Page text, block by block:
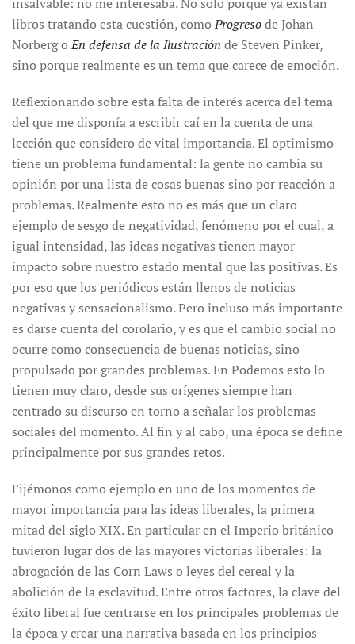
libros tratando esta cuestión, comoProgresode Johan
Norberg oEn defensa de la Ilustración de Steven Pinker,
sino porque realmente es un tema que carece de emoción.
Reflexionando sobre esta falta de interés acerca del tema
del que me disponía a escribir caí en la cuenta de una
lección que considero de vital importancia. El optimismo
tiene un problema fundamental: la gente no cambia su
opinión por una lista de cosas buenas sino por reacción a
problemas. Realmente esto no es más que un claro
ejemplo de sesgo de negatividad, fenómeno por el cual, a
igual intensidad, las ideas negativas tienen mayor
impacto sobre nuestro estado mental que las positivas. Es
por eso que los periódicos están llenos de noticias
negativas y sensacionalismo. Pero incluso más importante
es darse cuenta del corolario, y es que el cambio social no
ocurre como consecuencia de buenas noticias, sino
propulsado por grandes problemas. En Podemos esto lo
tienen muy claro, desde sus orígenes siempre han
centrado su discurso en torno a señalar los problemas
sociales del momento. Al fin y al cabo, una época se define
principalmente por sus grandes retos.
Fijémonos como ejemplo en uno de los momentos de
mayor importancia para las ideas liberales, la primera
mitad del siglo XIX. En particular en el Imperio británico
tuvieron lugar dos de las mayores victorias liberales: la
abrogación de las Corn Laws o leyes del cereal y la
abolición de la esclavitud. Entre otros factores, la clave del
éxito liberal fue centrarse en los principales problemas de
la época y crear una narrativa basada en los principios